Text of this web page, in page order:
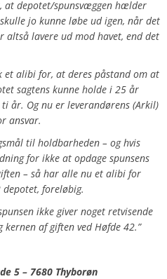
at depotet/spunsvæggen hælder
jo kunne løbe ud igen, når det
altså lavere ud mod havet, end det
alibi for, at deres påstand om at
sagtens kunne holde i 25 år
år. Og nu er leverandørens (Arkil)
ansvar.
til holdbarheden – og hvis
for ikke at opdage spunsens
– så har alle nu et alibi for
depotet, foreløbig.
ikke giver noget retvisende
af giften ved Høfde 42.”
5 – 7680 Thyborøn